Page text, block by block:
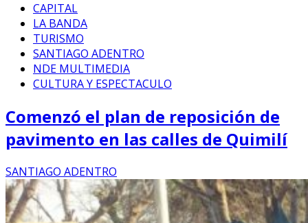
CAPITAL
LA BANDA
TURISMO
SANTIAGO ADENTRO
NDE MULTIMEDIA
CULTURA Y ESPECTACULO
Comenzó el plan de reposición de
pavimento en las calles de Quimilí
SANTIAGO ADENTRO